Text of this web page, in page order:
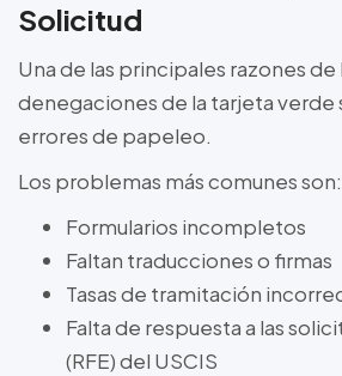
Solicitud
Una de las principales razones de
denegaciones de la tarjeta verde
errores de papeleo.
Los problemas más comunes son:
Formularios incompletos
Faltan traducciones o firmas
Tasas de tramitación
Falta de respuesta a las
(RFE) del USCIS